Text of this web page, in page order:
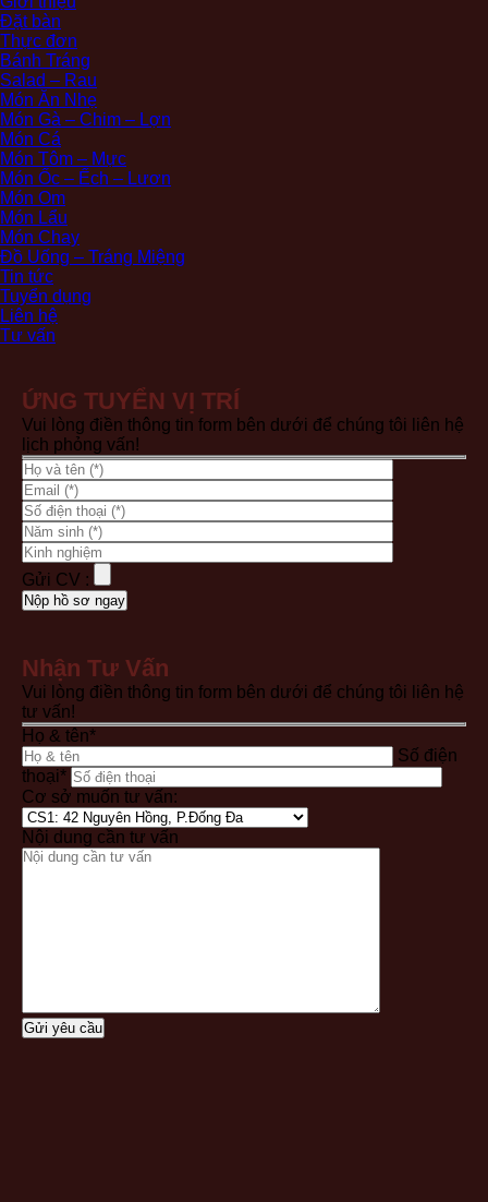
Đặt bàn
Thực đơn
Bánh Tráng
Salad – Rau
Món Ăn Nhẹ
Món Gà – Chim – Lợn
Món Cá
Món Tôm – Mực
Món Ốc – Ếch – Lươn
Món Om
Món Lẩu
Món Chay
Đồ Uống – Tráng Miệng
Tin tức
Tuyển dụng
Liên hệ
Tư vấn
ỨNG TUYỂN VỊ TRÍ
Vui lòng điền thông tin form bên dưới để chúng tôi liên hệ
lịch phỏng vấn!
Gửi CV :
Nhận Tư Vấn
Vui lòng điền thông tin form bên dưới để chúng tôi liên hệ
tư vấn!
Họ & tên*
Số điện
thoại*
Cơ sở muốn tư vấn:
Nội dung cần tư vấn